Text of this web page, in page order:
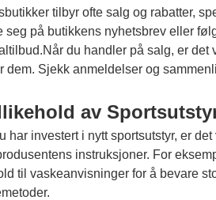
tilbyr ofte salg og rabatter,
seg på butikkens nyhetsbrev eller
du handler på salg, er det
dem. Sjekk anmeldelser og
av
har investert i nytt sportsutstyr, er
instruksjoner. For
til vaskeanvisninger for å bevare